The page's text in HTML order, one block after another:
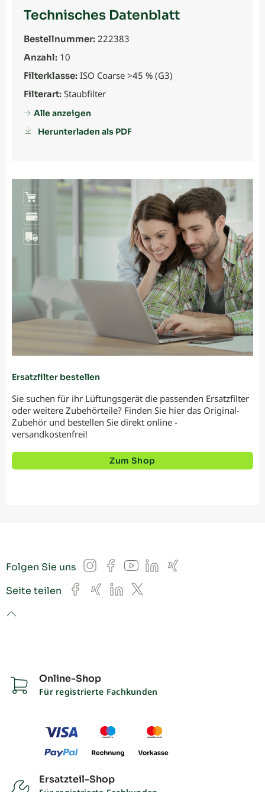
Technisches Datenblatt
Bestellnummer: 222383
Anzahl: 10
Filterklasse: ISO Coarse >45 % (G3)
Filterart: Staubfilter
Alle anzeigen
Herunterladen als PDF
Ersatzfilter bestellen
Sie suchen für ihr Lüftungsgerät die passenden Ersatzfilter
oder weitere Zubehörteile? Finden Sie hier das Original-
Zubehör und bestellen Sie direkt online -
versandkostenfrei!
Zum Shop
Folgen Sie uns Instagram
Facebook
YouTube
LinkedIn
Xing
Seite teilen Facebook
XingLinkedIn
X
to top
Online-Shop
Für registrierte Fachkunden
Ersatzteil-Shop